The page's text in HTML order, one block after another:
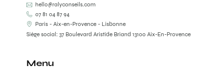
hello@ralyconseils.com
07 81 04 87 94
Paris - Aix-en-Provence - Lisbonne
Siège social: 37 Boulevard Aristide Briand 13100 Aix-En-Provence
Menu